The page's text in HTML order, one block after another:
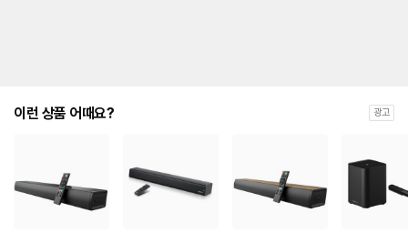
이런 상품 어때요? 광고